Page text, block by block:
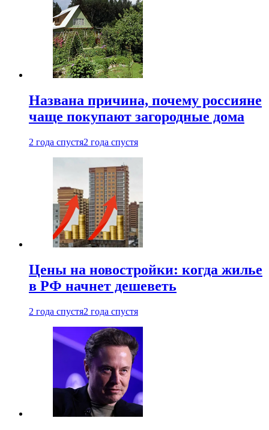
Названа причина, почему россияне
чаще покупают загородные дома
2 года спустя2 года спустя
Цены на новостройки: когда жилье
в РФ начнет дешеветь
2 года спустя2 года спустя